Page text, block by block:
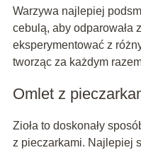
Warzywa najlepiej
cebulą, aby odparowała
eksperymentować z
tworząc za każdym
Omlet z
Zioła to doskonały
z pieczarkami. Najlepiej